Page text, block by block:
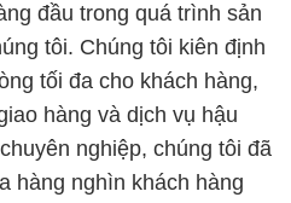
đầu trong quá trình sản
tôi. Chúng tôi kiên định
tối đa cho khách hàng,
hàng và dịch vụ hậu
nghiệp, chúng tôi đã
hàng nghìn khách hàng